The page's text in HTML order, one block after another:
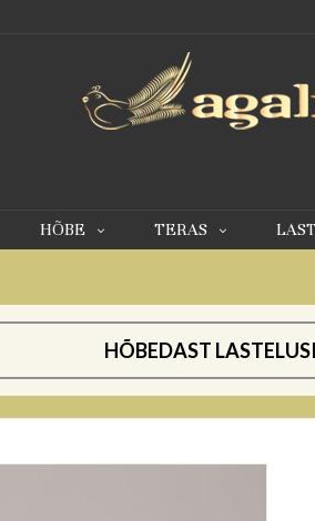
HÕBE TERAS
HÕBEDAST